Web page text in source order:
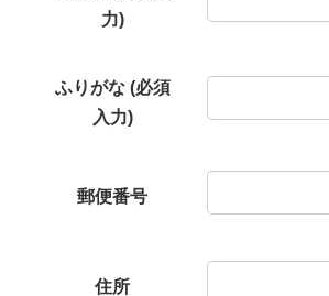
力)
ふりがな (必須
入力)
郵便番号
住所